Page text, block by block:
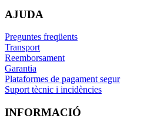
AJUDA
Preguntes freqüents
Transport
Reemborsament
Garantia
Plataformes de pagament segur
Suport tècnic i incidències
INFORMACIÓ